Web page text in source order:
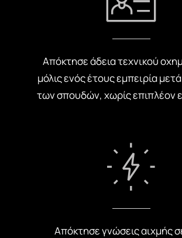
Απόκτησε άδεια τεχνικού
μόλις ενός έτους εμπειρία
των σπουδών, χωρίς επιπλέον
Απόκτησε γνώσεις αιχμής